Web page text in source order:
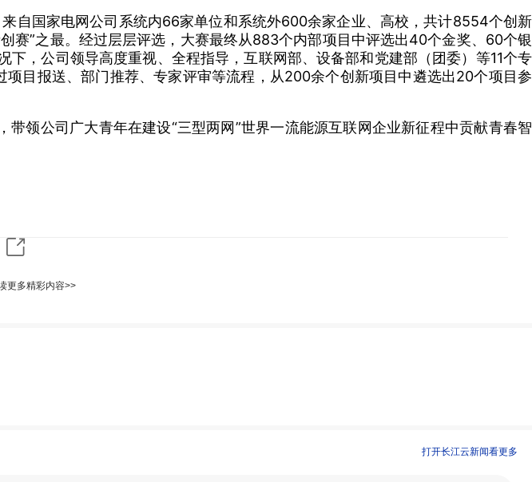
自国家电网公司系统内66家单位和系统外600余家企业、高校，共计8554个创新
赛”之最。经过层层评选，大赛最终从883个内部项目中评选出40个金奖、60个银
，公司领导高度重视、全程指导，互联网部、设备部和党建部（团委）等11个专
目报送、部门推荐、专家评审等流程，从200余个创新项目中遴选出20个项目参
领公司广大青年在建设“三型两网”世界一流能源互联网企业新征程中贡献青春智
更多精彩内容>>
打开长江云新闻看更多